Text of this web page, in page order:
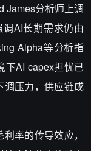
James分析师上调
AI长期需求仍由
Alpha等分析指
下AI capex担忧已
调压力，供应链成
率的传导效应，